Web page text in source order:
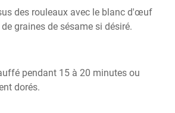
des rouleaux avec le blanc d'œuf
graines de sésame si désiré.
pendant 15 à 20 minutes ou
dorés.